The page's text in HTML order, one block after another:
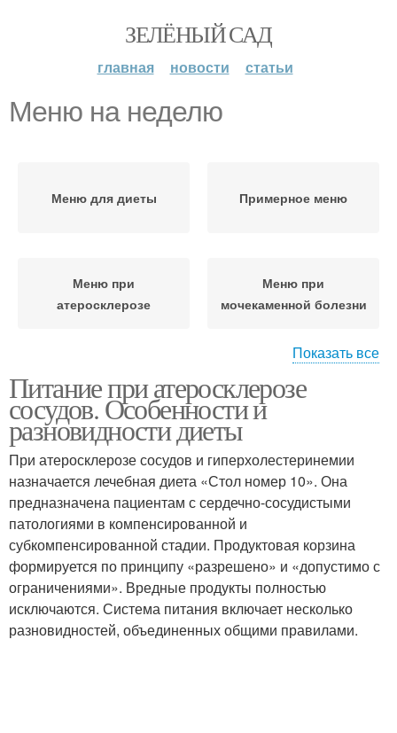
ЗЕЛЁНЫЙ САД
главная новости статьи
Меню на неделю
Меню для диеты Примерное меню
Меню при
атеросклерозе
Меню при
мочекаменной болезни
диабете
Меню при запорах
Показать все
Питание при атеросклерозе
сосудов. Особенности и
разновидности диеты
При атеросклерозе сосудов и гиперхолестеринемии
назначается лечебная диета «Стол номер 10». Она
предназначена пациентам с сердечно-сосудистыми
патологиями в компенсированной и
субкомпенсированной стадии. Продуктовая корзина
формируется по принципу «разрешено» и «допустимо с
ограничениями». Вредные продукты полностью
исключаются. Система питания включает несколько
разновидностей, объединенных общими правилами.